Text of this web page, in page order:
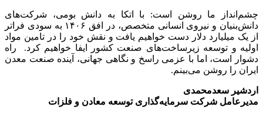
چشم‌انداز ما روشن است: با اتکا به دانش بومی، شرکت‌های
دانش‌بنیان و نیروی انسانی متخصص، در افق ۱۴۰۶ به سودی فراتر
از یک میلیارد دلار دست خواهیم یافت و نقش خود را در تامین مواد
اولیه و توسعه زیرساخت‌های صنعت کشور ایفا خواهیم کرد. راه
دشوار است، اما با عزمی راسخ و نگاهی جهانی، آینده صنعت معدن
ایران را روشن می‌بینم.
اردشیر سعدمحمدی
مدیرعامل شرکت سرمایه‌گذاری توسعه معادن و فلزات